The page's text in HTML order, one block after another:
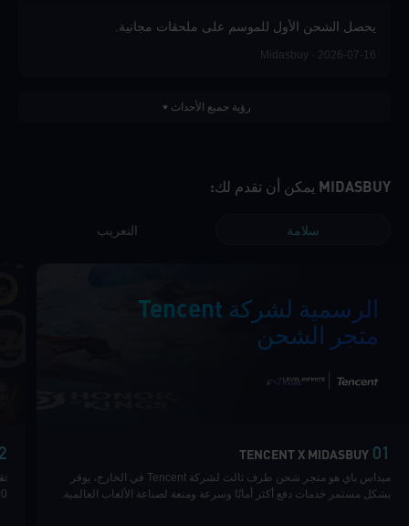
يحصل الشحن الأول للموسم على ملحقات مجانية.
Midasbuy · 2026-07-16
رؤية جميع الأحداث
MIDASBUY يمكن أن تقدم لك:
سلامة التعريب
الرسمية لشركة Tencent
متجر الشحن
01
TENCENT X MIDASBUY
ميداس باي هو متجر شحن طرف ثالث لشركة Tencent في الخارج، يوفر
بشكل مستمر خدمات دفع أكثر أمانًا وسرعة ومتعة لصناعة الألعاب العالمية.
100 سوق حول